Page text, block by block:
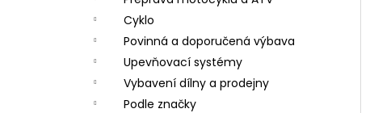
Cyklo
Povinná a doporučená výbava
Upevňovací systémy
Vybavení dílny a prodejny
Podle značky